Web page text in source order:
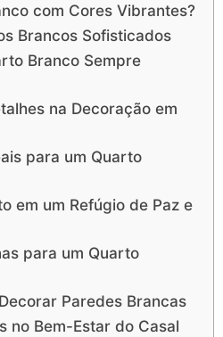
com Cores Vibrantes?
Brancos Sofisticados
Branco Sempre
na Decoração em
para um Quarto
em um Refúgio de Paz e
para um Quarto
Paredes Brancas
no Bem-Estar do Casal